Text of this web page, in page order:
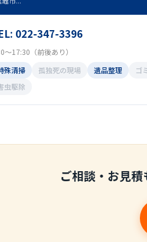
022-347-3396
～17:30（前後あり）
殊清掃
孤独死の現場 遺品整理 ゴ
虫駆除
ご相談・お見積